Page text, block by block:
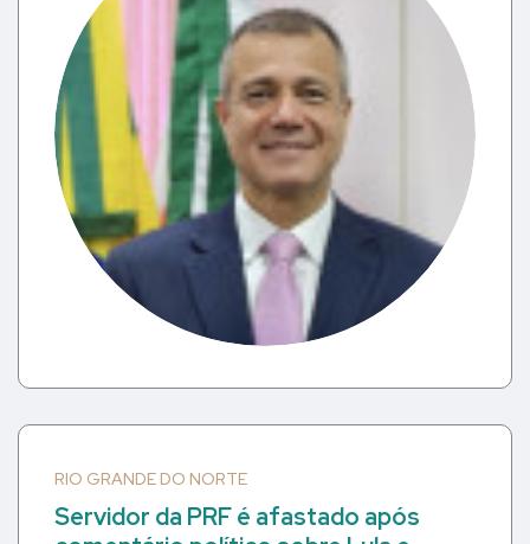
RIO GRANDE DO NORTE
Servidor da PRF é afastado após